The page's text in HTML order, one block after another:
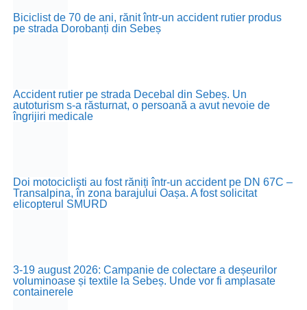
Biciclist de 70 de ani, rănit într-un accident rutier produs
pe strada Dorobanți din Sebeș
Accident rutier pe strada Decebal din Sebeș. Un
autoturism s-a răsturnat, o persoană a avut nevoie de
îngrijiri medicale
Doi motocicliști au fost răniți într-un accident pe DN 67C –
Transalpina, în zona barajului Oașa. A fost solicitat
elicopterul SMURD
3-19 august 2026: Campanie de colectare a deșeurilor
voluminoase și textile la Sebeș. Unde vor fi amplasate
containerele